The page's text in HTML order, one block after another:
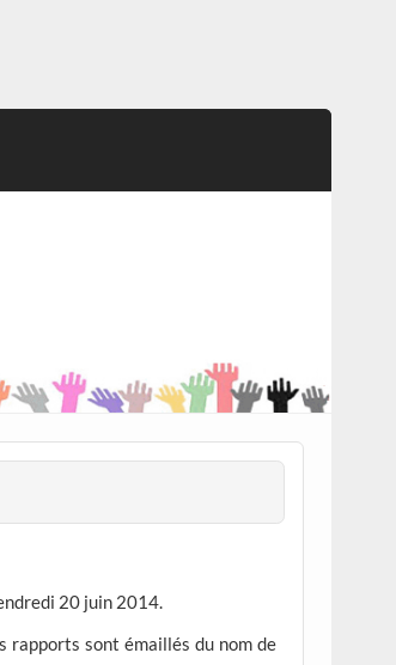
20 juin 2014.
rapports sont émaillés du nom de